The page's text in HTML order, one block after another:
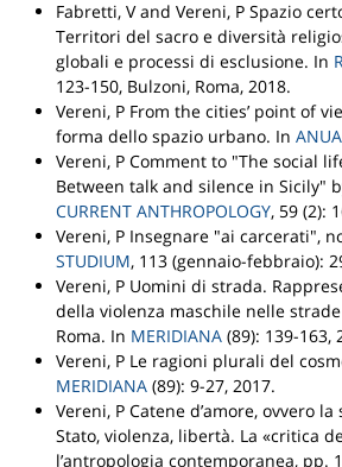
Fabretti, V and Vereni, P Spazio
Territori del sacro e diversità
globali e processi di esclusione. In
123-150, Bulzoni, Roma, 2018.
Vereni, P From the cities’ point of
forma dello spazio urbano. In
Vereni, P Comment to "The social
Between talk and silence in Sicily"
CURRENT ANTHROPOLOGY, 59 (2):
Vereni, P Insegnare "ai carcerati",
STUDIUM, 113 (gennaio-febbraio):
Vereni, P Uomini di strada.
della violenza maschile nelle
Roma. In MERIDIANA (89): 139-163,
Vereni, P Le ragioni plurali del
MERIDIANA (89): 9-27, 2017.
Vereni, P Catene d’amore, ovvero
Stato, violenza, libertà. La «critica
l’antropologia contemporanea, pp.